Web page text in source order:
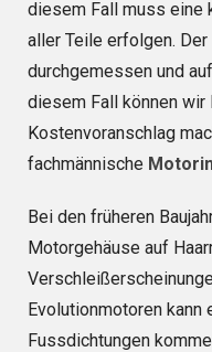
diesem Fall muss eine
aller Teile erfolgen.
durchgemessen und
diesem Fall können wir
Kostenvoranschlag
fachmännische
Bei den früheren
Motorgehäuse auf
Evolutionmotoren
Fussdichtungen